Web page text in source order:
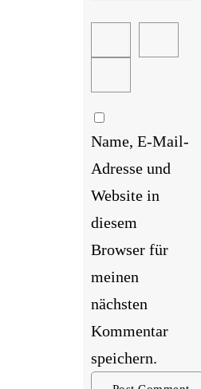
Name, E-Mail-
Adresse und
Website in
diesem
Browser für
meinen
nächsten
Kommentar
speichern.